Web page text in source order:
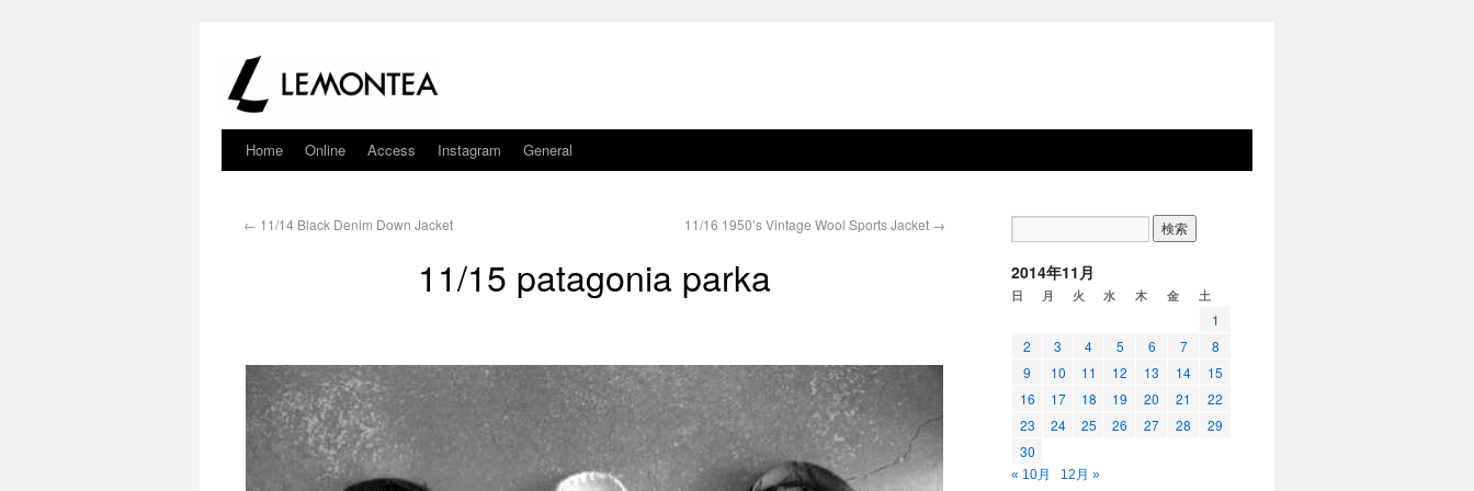
Home Online Access Instagram General
← 11/14 Black Denim Down Jacket 11/16 1950’s Vintage Wool Sports Jacket →
11/15 patagonia parka 2014年11月
日 月 火 水 木 金 土
1
2
3 4 5 6 7
8
9
10 11 12 13 14
15
16
17 18 19 20 21
22
23
24 25 26 27 28
29
30
« 10月 12月 »